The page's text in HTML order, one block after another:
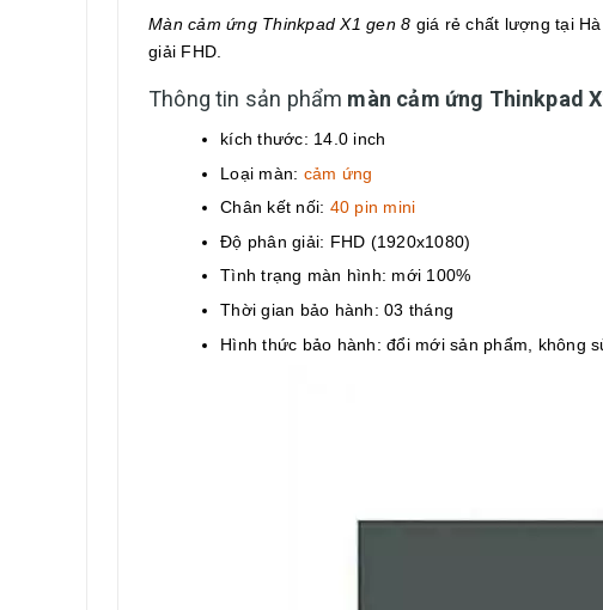
Màn cảm ứng Thinkpad X1 gen 8 giá rẻ chất lượng tại
giải FHD.
Thông tin sản phẩm màn cảm ứng Thinkpad
kích thước: 14.0 inch
Loại màn: cảm ứng
Chân kết nối: 40 pin mini
Độ phân giải: FHD (1920x1080)
Tình trạng màn hình: mới 100%
Thời gian bảo hành: 03 tháng
Hình thức bảo hành: đổi mới sản phẩm, không